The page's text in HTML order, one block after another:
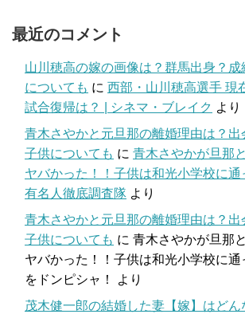
最近のコメント
山川穂高の嫁の画像は？群馬出身？
についても に 西部・山川穂高選手 現
試合復帰は？ | シネマ・ブレイク より
青木さやかと元旦那の離婚理由は？
子供についても に 青木さやかが旦那
ヤバかった！！子供は和光小学校に
有名人徹底調査隊 より
青木さやかと元旦那の離婚理由は？
子供についても に 青木さやかが旦那
ヤバかった！！子供は和光小学校に
をドンピシャ！
より
茂木健一郎の結婚した妻【嫁】はどん